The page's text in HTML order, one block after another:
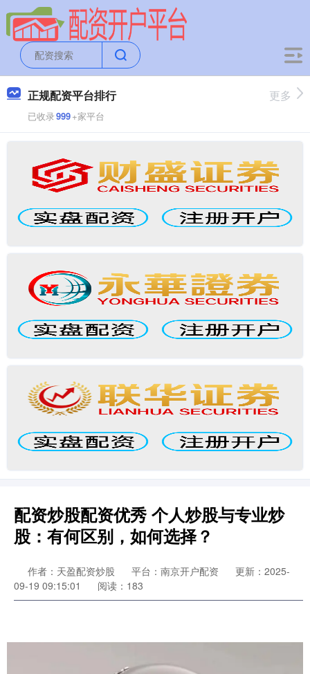
正规配资平台排行
已收录999+家平台
更多
配资炒股配资优秀 个人炒股与专业炒
股：有何区别，如何选择？
作者：天盈配资炒股 平台：南京开户配资
更新：2025-
09-19 09:15:01
阅读：183